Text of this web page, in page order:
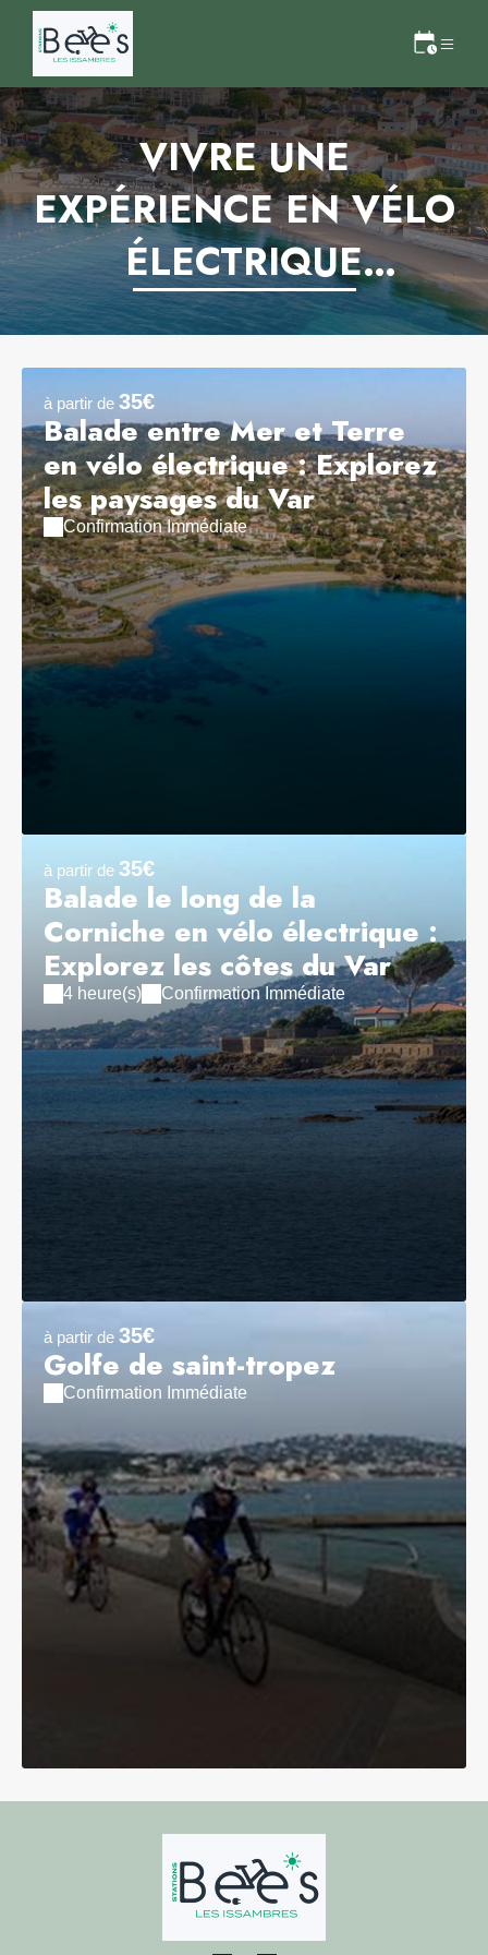
VIVRE UNE
EXPÉRIENCE EN VÉLO
ÉLECTRIQUE
(ITINÉRAIRES SUR LA
1/2 OU LA JOURNÉE)
à partir de 35€
Balade entre Mer et Terre
en vélo électrique : Explorez
les paysages du Var
Confirmation Immédiate
à partir de 35€
Balade le long de la
Corniche en vélo électrique :
Explorez les côtes du Var
4 heure(s) Confirmation Immédiate
à partir de 35€
Golfe de saint-tropez
Confirmation Immédiate